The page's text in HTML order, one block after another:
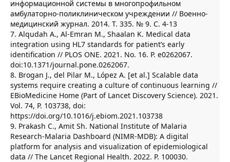
информационной системы в многопрофильном
амбулаторно-поликлиническом учреждении // Военно-
медицинский журнал. 2014. Т. 335. № 9. С. 4-13
7. Alqudah A., Al-Emran M., Shaalan K. Medical data
integration using HL7 standards for patient’s early
identification // PLOS ONE. 2021. No. 16. P. e0262067.
doi:10.1371/journal.pone.0262067.
8. Brogan J., del Pilar M., López A. [et al.] Scalable data
systems require creating a culture of continuous learning //
EBioMedicine Home (Part of Lancet Discovery Science). 2021.
Vol. 74, P. 103738, doi:
https://doi.org/10.1016/j.ebiom.2021.103738
9. Prakash C., Amit Sh. National Institute of Malaria
Research-Malaria Dashboard (NIMR-MDB): A digital
platform for analysis and visualization of epidemiological
data // The Lancet Regional Health. 2022. P. 100030.